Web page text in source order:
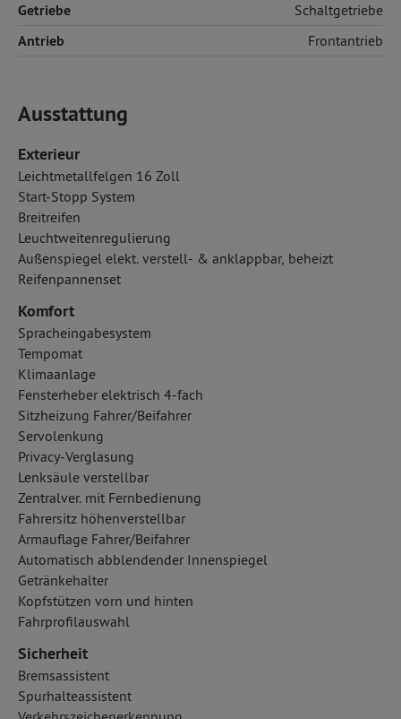
Getriebe Schaltgetriebe
Antrieb Frontantrieb
Ausstattung
Exterieur
Leichtmetallfelgen 16 Zoll
Start-Stopp System
Breitreifen
Leuchtweitenregulierung
Außenspiegel elekt. verstell- & anklappbar, beheizt
Reifenpannenset
Komfort
Spracheingabesystem
Tempomat
Klimaanlage
Fensterheber elektrisch 4-fach
Sitzheizung Fahrer/Beifahrer
Servolenkung
Privacy-Verglasung
Lenksäule verstellbar
Zentralver. mit Fernbedienung
Fahrersitz höhenverstellbar
Armauflage Fahrer/Beifahrer
Automatisch abblendender Innenspiegel
Getränkehalter
Kopfstützen vorn und hinten
Fahrprofilauswahl
Sicherheit
Bremsassistent
Spurhalteassistent